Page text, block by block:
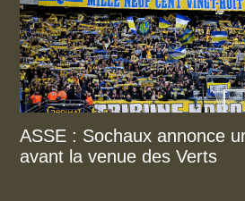
ASSE : Sochaux annonce
avant la venue des Verts